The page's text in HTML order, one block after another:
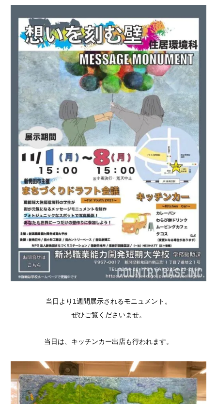
当日より1週間展示されるモニュメント。
ぜひご覧くださいませ。
当日は、キッチンカー出店も行われます。